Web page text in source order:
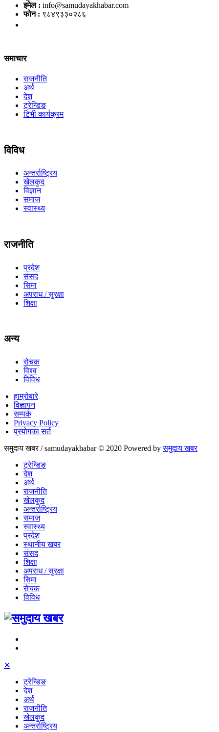
इमेल : info@samudayakhabar.com
फोन : ९८४९३३०२८६
समाचार
राजनीति
अर्थ
देश
ट्रेन्डिङ
टिभी कार्यक्रम
विविध
अन्तर्राष्ट्रिय
खेलकुद
विज्ञान
समाज
स्वास्थ्य
राजनीति
प्रदेश
संसद
सिमा
अपराध / सुरक्षा
शिक्षा
अन्य
रोचक
विश्व
विविध
हाम्रोबारे
विज्ञापन
सम्पर्क
Privacy Policy
प्रयोगका सर्त
समुदाय खबर / samudayakhabar © 2020 Powered byसमुदाय खबर
ट्रेन्डिङ
देश
अर्थ
राजनीति
खेलकुद
अन्तर्राष्ट्रिय
समाज
स्वास्थ्य
प्रदेश
स्थानीय खबर
संसद
शिक्षा
अपराध / सुरक्षा
सिमा
रोचक
विविध
✕
ट्रेन्डिङ
देश
अर्थ
राजनीति
खेलकुद
अन्तर्राष्ट्रिय